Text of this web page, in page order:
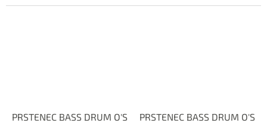
PRSTENEC BASS DRUM O'S
PRSTENEC BASS DRUM O'S